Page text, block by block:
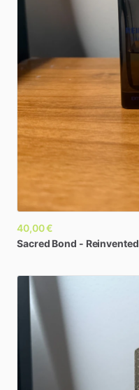
40,00 €
Sacred Bond - Reinvented